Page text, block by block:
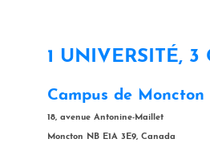
1 UNIVERSITÉ, 3
Campus de Moncton
18, avenue Antonine-Maillet
Moncton NB E1A 3E9, Canada